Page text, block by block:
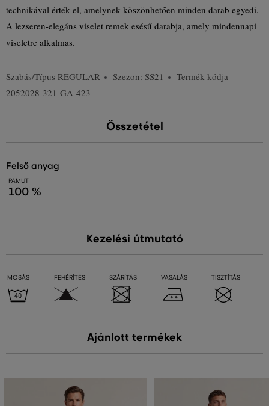
technikával érték el, amelynek köszönhetően minden darab egyedi.
A lezseren-elegáns viselet remek esésű darabja, amely mindennapi
viseletre alkalmas.
Szabás/Típus REGULAR Szezon: SS21
Termék kódja
2052028-321-GA-423
Összetétel
felső anyag
PAMUT
100 %
Kezelési útmutató
MOSÁS FEHÉRÍTÉS SZÁRÍTÁS VASALÁS TISZTÍTÁS
Ajánlott termékek